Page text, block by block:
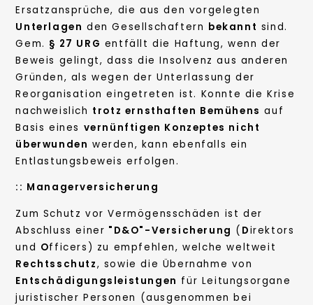
Ersatzansprüche, die aus den vorgelegten
Unterlagen den Gesellschaftern bekannt sind.
Gem. § 27 URG entfällt die Haftung, wenn der
Beweis gelingt, dass die Insolvenz aus anderen
Gründen, als wegen der Unterlassung der
Reorganisation eingetreten ist. Konnte die Krise
nachweislich trotz ernsthaften Bemühens auf
Basis eines vernünftigen Konzeptes nicht
überwunden werden, kann ebenfalls ein
Entlastungsbeweis erfolgen.
:: Managerversicherung
Zum Schutz vor Vermögensschäden ist der
Abschluss einer "D&O"-Versicherung ( Direktors
und Officers) zu empfehlen, welche weltweit
Rechtsschutz, sowie die Übernahme von
Entschädigungsleistungen für Leitungsorgane
juristischer Personen (ausgenommen bei